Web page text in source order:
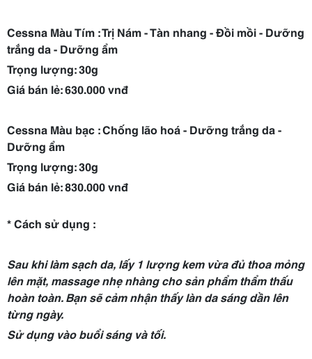
Cessna Màu Tím :Trị Nám - Tàn nhang - Đồi mồi - Dưỡng
trắng da - Dưỡng ẩm
Trọng lượng: 30g
Giá bán lẻ: 630.000 vnđ
Cessna Màu bạc : Chống lão hoá - Dưỡng trắng da -
Dưỡng ẩm
Trọng lượng: 30g
Giá bán lẻ: 830.000 vnđ
* Cách sử dụng :
Sau khi làm sạch da, lấy 1 lượng kem vừa đủ thoa mỏng
lên mặt, massage nhẹ nhàng cho sản phẩm thẩm thấu
hoàn toàn. Bạn sẽ cảm nhận thấy làn da sáng dần lên
từng ngày.
Sử dụng vào buổi sáng và tối.